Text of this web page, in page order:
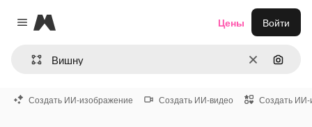
Close menu
Magnific
ОчиститьПоиск
Цены Войти
Создать ИИ-изображение Создать ИИ-видео Создать ИИ-